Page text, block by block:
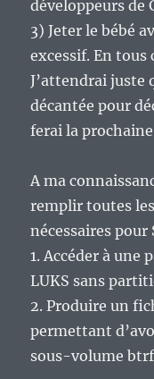
développeurs de
3) Jeter le bébé
excessif. En tous
J’attendrai juste
décantée pour
ferai la
A ma
remplir toutes
nécessaires pour
1. Accéder à une
LUKS sans
2. Produire un
permettant
sous-volume